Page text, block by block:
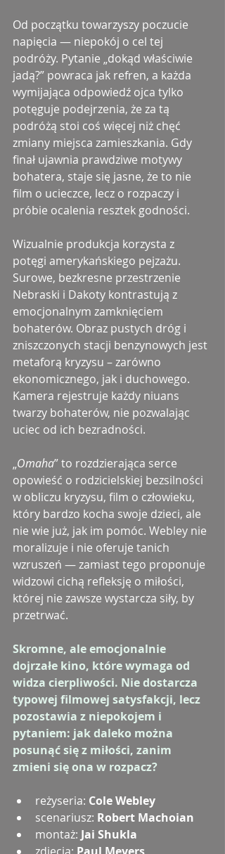
Od początku towarzyszy poczucie
napięcia — niepokój o cel tej
podróży. Pytanie „dokąd właściwie
jadą?” powraca jak refren, a każda
wymijająca odpowiedź ojca tylko
potęguje podejrzenia, że za tą
podróżą stoi coś więcej niż chęć
zmiany miejsca zamieszkania. Gdy
finał ujawnia prawdziwe motywy
bohatera, staje się jasne, że to nie
film o ucieczce, lecz o rozpaczy i
próbie ocalenia resztek godności.
Wizualnie produkcja korzysta z
potęgi amerykańskiego pejzażu.
Surowe, bezkresne przestrzenie
Nebraski i Dakoty kontrastują z
emocjonalnym zamknięciem
bohaterów. Obraz pustych dróg i
zniszczonych stacji benzynowych jest
metaforą kryzysu – zarówno
ekonomicznego, jak i duchowego.
Kamera rejestruje każdy niuans
twarzy bohaterów, nie pozwalając
uciec od ich bezradności.
„Omaha” to rozdzierająca serce
opowieść o rodzicielskiej bezsilności
w obliczu kryzysu, film o człowieku,
który bardzo kocha swoje dzieci, ale
nie wie już, jak im pomóc. Webley nie
moralizuje i nie oferuje tanich
wzruszeń — zamiast tego proponuje
widzowi cichą refleksję o miłości,
której nie zawsze wystarcza siły, by
przetrwać.
Skromne, ale emocjonalnie
dojrzałe kino, które wymaga od
widza cierpliwości. Nie dostarcza
typowej filmowej satysfakcji, lecz
pozostawia z niepokojem i
pytaniem: jak daleko można
posunąć się z miłości, zanim
zmieni się ona w rozpacz?
reżyseria: Cole Webley
scenariusz: Robert Machoian
montaż: Jai Shukla